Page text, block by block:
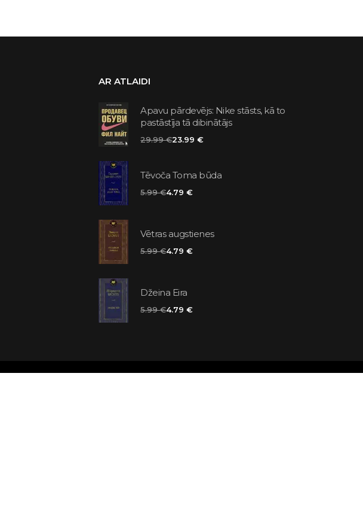
AR ATLAIDI
Apavu pārdevējs: Nike stāsts, kā to
pastāstīja tā dibinātājs
29.99 €23.99 €
Tēvoča Toma būda
5.99 €4.79 €
Vētras augstienes
5.99 €4.79 €
Džeina Eira
5.99 €4.79 €